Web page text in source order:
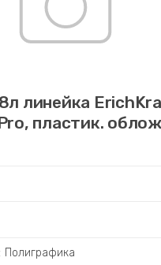
линейка
пластик.
Полиграфика